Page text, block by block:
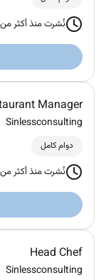
نُشرت منذ أكثر من 30 يومًا
Manager
Sinlessconsulting
دوام كامل
نُشرت منذ أكثر من 30 يومًا
Head Chef
Sinlessconsulting